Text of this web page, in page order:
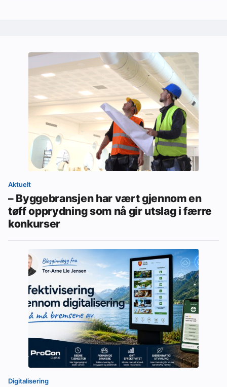
Aktuelt
– Byggebransjen har vært gjennom en
tøff opprydning som nå gir utslag i færre
konkurser
Digitalisering